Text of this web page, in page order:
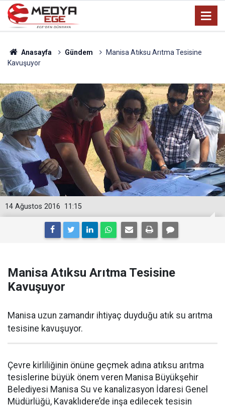
Anasayfa Gündem
Manisa Atıksu Arıtma Tesisine
Kavuşuyor
11:15
14 Ağustos 2016
Manisa Atıksu Arıtma Tesisine
Kavuşuyor
Manisa uzun zamandır ihtiyaç duyduğu atık su arıtma
tesisine kavuşuyor.
Çevre kirliliğinin önüne geçmek adına atıksu arıtma
tesislerine büyük önem veren Manisa Büyükşehir
Belediyesi Manisa Su ve kanalizasyon İdaresi Genel
Müdürlüğü, Kavaklıdere’de inşa edilecek tesisin